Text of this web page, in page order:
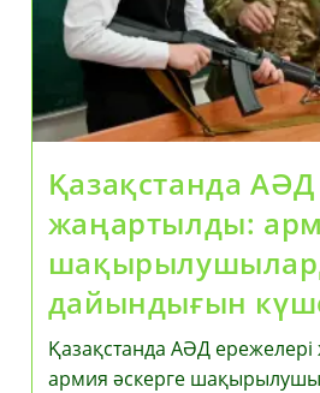
Қазақстанда
жаңартылды:
дайындығын
Қазақстанда АӘД
армия әскерге